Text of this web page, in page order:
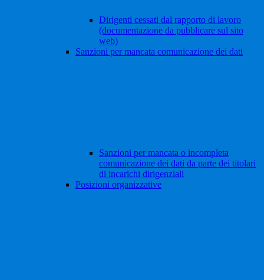
Dirigenti cessati dal rapporto di lavoro
(documentazione da pubblicare sul sito
web)
Sanzioni per mancata comunicazione dei dati
Sanzioni per mancata o incompleta
comunicazione dei dati da parte dei titolari
di incarichi dirigenziali
Posizioni organizzative